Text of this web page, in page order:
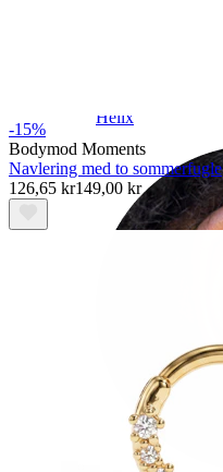
Helix
-15%
Bodymod Moments
Navlering med to sommerfugle
126,65 kr149,00 kr